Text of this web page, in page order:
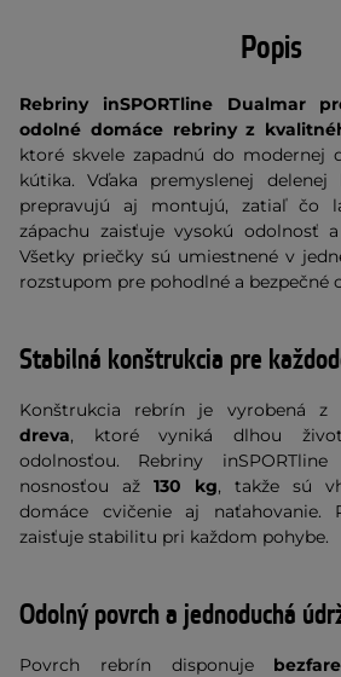
Popis
Rebriny inSPORTline Dualmar
odolné domáce rebriny z
ktoré skvele zapadnú do modernej
kútika. Vďaka premyslenej
prepravujú aj montujú, zatiaľ čo
zápachu zaisťuje vysokú odolnosť
Všetky priečky sú umiestnené v
rozstupom pre pohodlné a bezpečné
Stabilná konštrukcia pre
Konštrukcia rebrín je vyrobená z
dreva, ktoré vyniká dlhou
odolnosťou. Rebriny
nosnosťou až 130 kg, takže sú
domáce cvičenie aj naťahovanie.
zaisťuje stabilitu pri každom pohybe.
Odolný povrch a jednoduchá
Povrch rebrín disponuje